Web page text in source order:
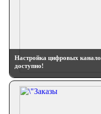
Настройка цифровых
доступно!